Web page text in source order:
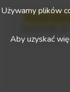
kurierski
Używamy plików
Aby uzyskać